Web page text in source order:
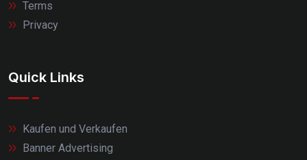
Terms
Privacy
Quick Links
Kaufen und Verkaufen
Banner Advertising